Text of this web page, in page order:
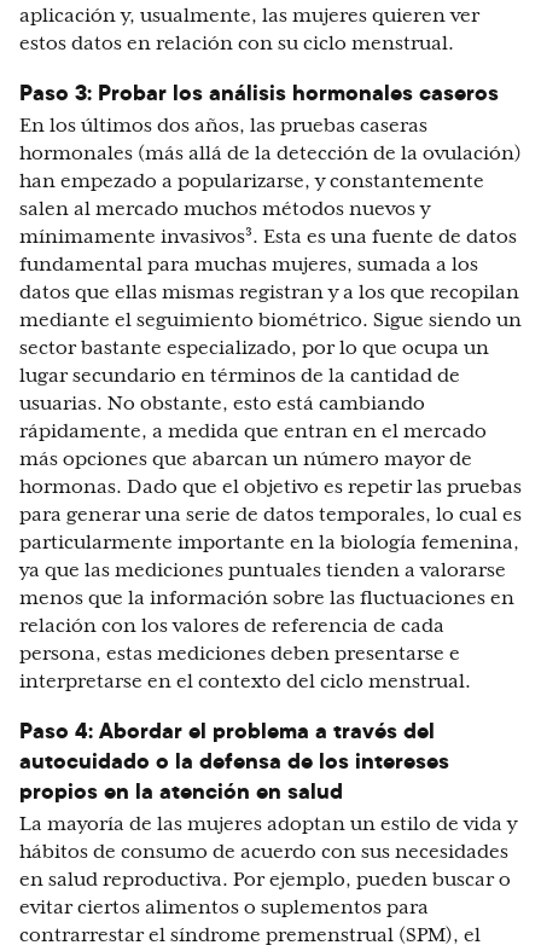
aplicación y, usualmente, las mujeres quieren ver
estos datos en relación con su ciclo menstrual.
Paso 3: Probar los análisis hormonales caseros
En los últimos dos años, las pruebas caseras
hormonales (más allá de la detección de la ovulación)
han empezado a popularizarse, y constantemente
salen al mercado muchos métodos nuevos y
mínimamente invasivos³. Esta es una fuente de datos
fundamental para muchas mujeres, sumada a los
datos que ellas mismas registran y a los que recopilan
mediante el seguimiento biométrico. Sigue siendo un
sector bastante especializado, por lo que ocupa un
lugar secundario en términos de la cantidad de
usuarias. No obstante, esto está cambiando
rápidamente, a medida que entran en el mercado
más opciones que abarcan un número mayor de
hormonas. Dado que el objetivo es repetir las pruebas
para generar una serie de datos temporales, lo cual es
particularmente importante en la biología femenina,
ya que las mediciones puntuales tienden a valorarse
menos que la información sobre las fluctuaciones en
relación con los valores de referencia de cada
persona, estas mediciones deben presentarse e
interpretarse en el contexto del ciclo menstrual.
Paso 4: Abordar el problema a través del
autocuidado o la defensa de los intereses
propios en la atención en salud
La mayoría de las mujeres adoptan un estilo de vida y
hábitos de consumo de acuerdo con sus necesidades
en salud reproductiva. Por ejemplo, pueden buscar o
evitar ciertos alimentos o suplementos para
contrarrestar el síndrome premenstrual (SPM), el